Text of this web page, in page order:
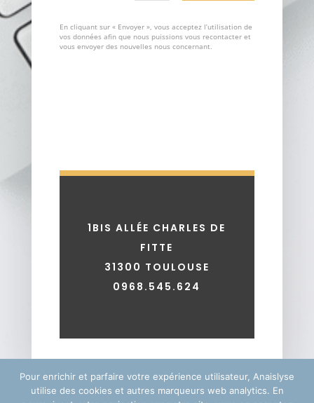
En cliquant sur « Envoyer », vous acceptez l’utilisation de
vos données afin que nous puissions vous recontacter et
vous envoyer des nouvelles nous concernant.
1BIS ALLÉE CHARLES DE
FITTE
31300 TOULOUSE
0968.545.624
Pour enrichir et parfaire votre expérience utilisateur, Anaislyse
utilise des cookies et autres marqueurs web analytics. En